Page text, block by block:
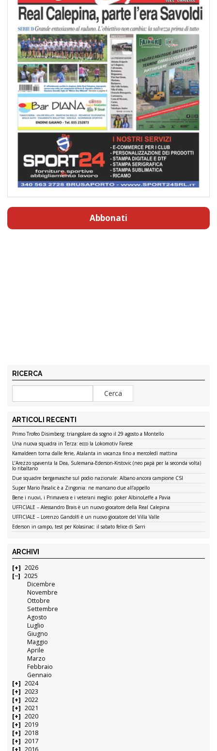
Abbonati
RICERCA
ARTICOLI RECENTI
Primo Trofeo Disimberg: triangolare da sogno il 29 agosto a Montello
Una nuova squadra in Terza: ecco la Lokomotiv Farese
Kamaldeen torna dalle ferie, Atalanta in vacanza fino a mercoledì mattina
L’Arezzo spaventa la Dea, Sulemana-Ederson-Krstovic (neo papà per la seconda volta)
lo ribaltano
Due squadre bergamasche sul podio nazionale: Albano ancora campione CSI
Super Mario Pasalic è a Zingonia: ne mancano due all’appello
Bene i nuovi, i Primavera e i veterani meglio: poker AlbinoLeffe a Pavia
UFFICIALE – Alessandro Brais è un nuovo giocatore della Real Calepina
UFFICIALE – Lorenzo Gandolfi è un nuovo giocatore del Villa Valle
Ederson in campo, test per Kolasinac: il sabato felice di Sarri
ARCHIVI
2026
2025
Dicembre
Novembre
Ottobre
Settembre
Agosto
Luglio
Giugno
Maggio
Aprile
Marzo
Febbraio
Gennaio
2024
2023
2022
2021
2020
2019
2018
2017